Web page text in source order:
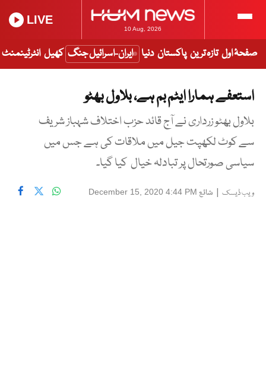
10 Aug, 2026
LIVE
صفحۂ اول تازہ ترین پاکستان دنیا ایران-اسرائیل جنگ کھیل انٹرٹینمنٹ
استعفے ہمارا ایٹم بم ہے، بلاول بھٹو
بلاول بھٹو زرداری نے آج قائد حزب اختلاف شہباز شریف
سے کوٹ لکھپت جیل میں ملاقات کی ہے جس میں
سیاسی صورتحال پر تبادلہ خیال کیا گیا۔
ویب ڈیسک | شائع December 15, 2020 4:44 PM